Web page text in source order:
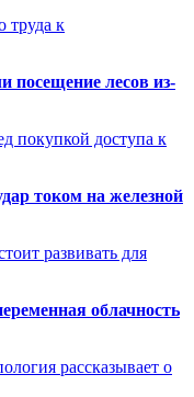
труда к
посещение лесов из-
покупкой доступа к
током на железной
развивать для
облачность
рассказывает о